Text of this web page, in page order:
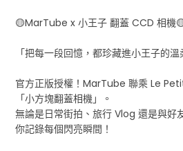
🟡MarTube x 小王子 翻蓋 CCD 相機
「把每一段回憶，都珍藏進小王子的溫
官方正版授權！MarTube 聯乘 Le
「小方塊翻蓋相機」。
無論是日常街拍、旅行 Vlog 還是與好
你記錄每個閃亮瞬間！